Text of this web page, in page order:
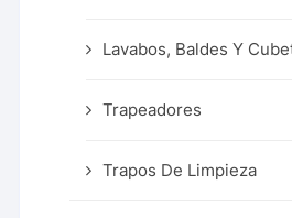
Lavabos, Baldes Y
Trapeadores
Trapos De Limpieza